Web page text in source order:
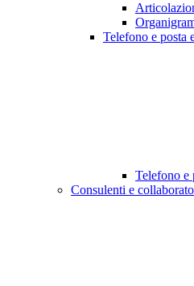
Telefono e posta
Telefono e
Consulenti e